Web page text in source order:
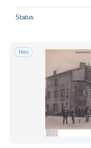
Status
Neu